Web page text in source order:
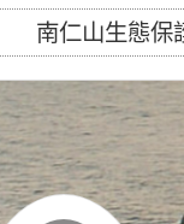
南仁山生態保護區步道已完成